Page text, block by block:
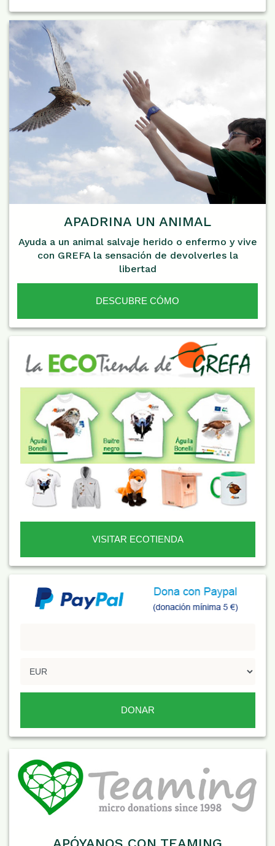
APADRINA UN ANIMAL
Ayuda a un animal salvaje herido o enfermo y vive
con GREFA la sensación de devolverles la
libertad
DESCUBRE CÓMO
VISITAR ECOTIENDA